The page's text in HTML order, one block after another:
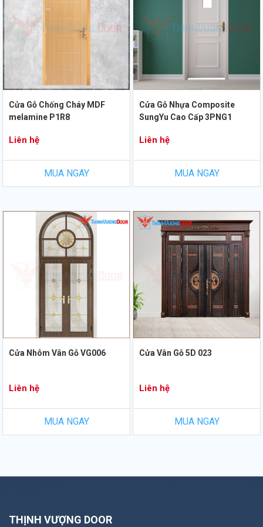
Cửa Gỗ Chống Cháy MDF
melamine P1R8
Liên hệ
MUA NGAY
Cửa Gỗ Nhựa Composite
SungYu Cao Cấp 3PNG1
Liên hệ
MUA NGAY
Cửa Nhôm Vân Gỗ VG006
Liên hệ
MUA NGAY
Cửa Vân Gỗ 5D 023
Liên hệ
MUA NGAY
THỊNH VƯỢNG DOOR